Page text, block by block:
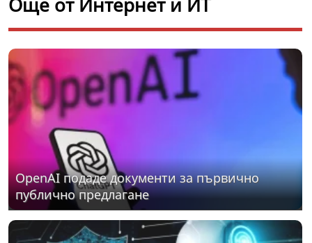
OpenAI подаде документи за първично
публично предлагане